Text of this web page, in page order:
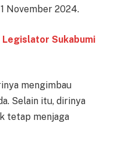
November 2024.
Legislator Sukabumi
mengimbau
Selain itu, dirinya
tetap menjaga